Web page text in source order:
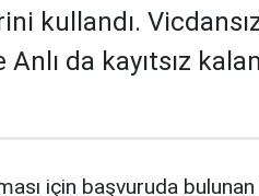
kullandı.
da kayıtsız
için başvuruda